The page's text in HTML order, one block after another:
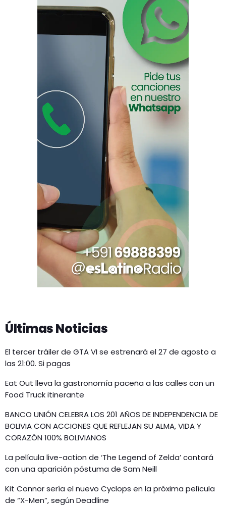
Últimas Noticias
El tercer tráiler de GTA VI se estrenará el 27 de agosto a
las 21:00. Si pagas
Eat Out lleva la gastronomía paceña a las calles con un
Food Truck itinerante
BANCO UNIÓN CELEBRA LOS 201 AÑOS DE INDEPENDENCIA DE
BOLIVIA CON ACCIONES QUE REFLEJAN SU ALMA, VIDA Y
CORAZÓN 100% BOLIVIANOS
La película live-action de ‘The Legend of Zelda’ contará
con una aparición póstuma de Sam Neill
Kit Connor sería el nuevo Cyclops en la próxima película
de “X-Men”, según Deadline